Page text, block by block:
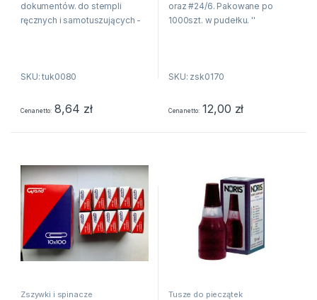
dokumentów. do stempli
ręcznych i samotuszujących -
sprzedaży 1 sztuka''
SKU: tuk0080
Cena netto 8,64 zł
oraz #24/6. Pakowane po
1000szt. w pudełku. ''
SKU: zsk0170
Cena netto 12,00 zł
Zszywki i spinacze Tusze do pieczątek